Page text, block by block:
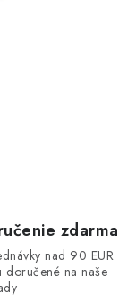
zdarma
nad 90 EUR
doručené na naše